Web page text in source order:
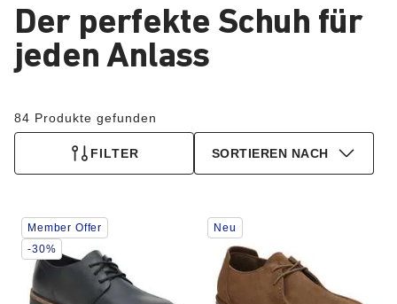
Der perfekte Schuh für
jeden Anlass
84 Produkte gefunden
FILTER SORTIEREN NACH
Durch
Anklicken
der
Farben
werden
die
Member Offer
-30%
Durch
Anklicken
Farben
werden
die
Neu